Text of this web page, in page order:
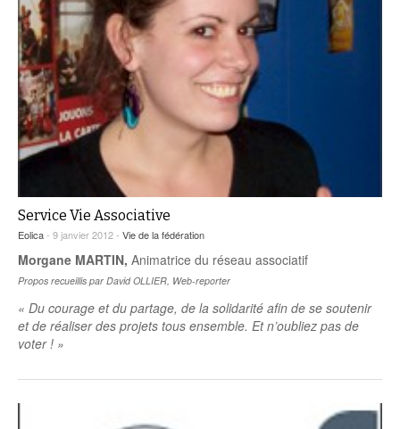
Service Vie Associative
Eolica- 9 janvier 2012 - Vie de la fédération
Morgane MARTIN, Animatrice du réseau associatif
Propos recueillis par David OLLIER, Web-reporter
« Du courage et du partage, de la solidarité afin de se soutenir
et de réaliser des projets tous ensemble. Et n’oubliez pas de
voter ! »